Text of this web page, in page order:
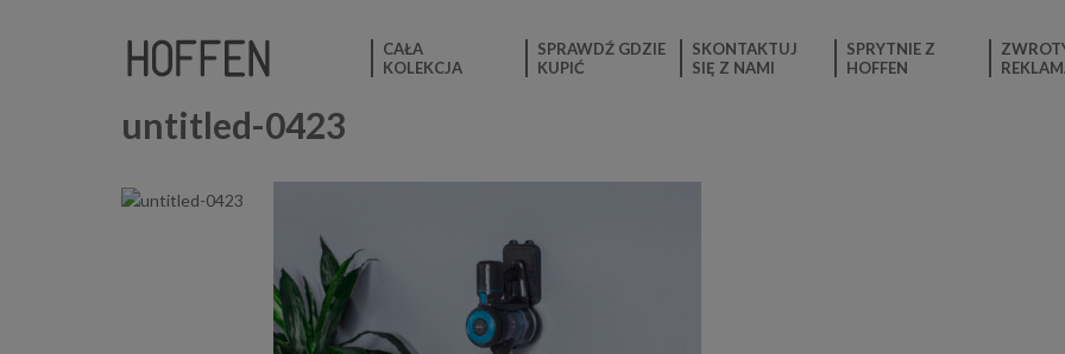
CAŁA
KOLEKCJA
SPRAWDŹ GDZIE
KUPIĆ
SKONTAKTUJ
SIĘ Z NAMI
SPRYTNIE Z
HOFFEN
untitled-0423